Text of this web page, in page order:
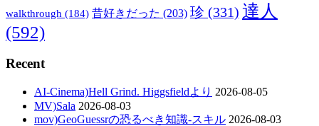
walkthrough (184) 昔好きだった (203) 珍 (331) 達人
(592)
Recent
AI-Cinema)Hell Grind. Higgsfieldより 2026-08-05
MV)Sala 2026-08-03
mov)GeoGuessrの恐るべき知識-スキル 2026-08-03